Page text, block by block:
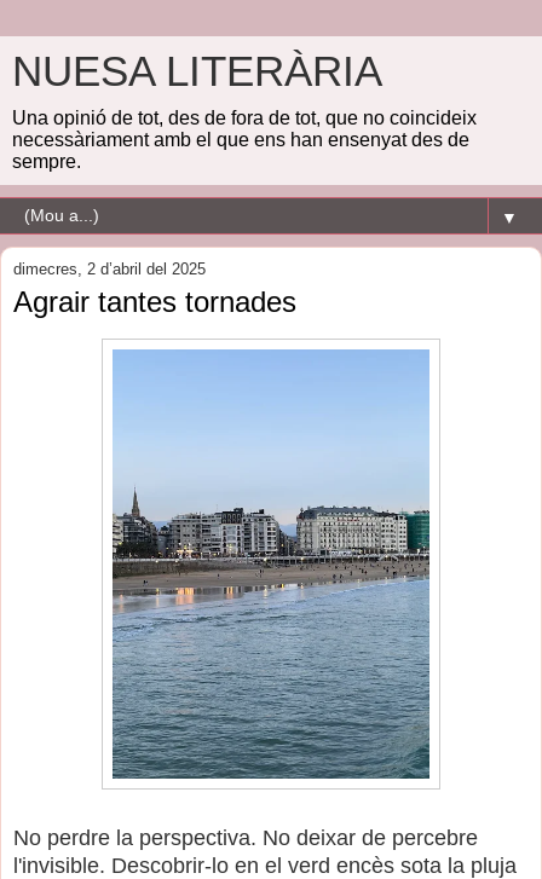
NUESA LITERÀRIA
Una opinió de tot, des de fora de tot, que no coincideix
necessàriament amb el que ens han ensenyat des de
sempre.
▼
dimecres, 2 d’abril del 2025
Agrair tantes tornades
No perdre la perspectiva. No deixar de percebre
l'invisible. Descobrir-lo en el verd encès sota la pluja